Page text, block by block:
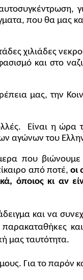
που θα μας
χιλιάδες
και στο
μας, την
Είναι η ώρα
αγώνων του
που
από ποτέ, οι
όποιος κι αν
και να
παρακαταθήκες
μας ταυτότητα.
Για το παρόν